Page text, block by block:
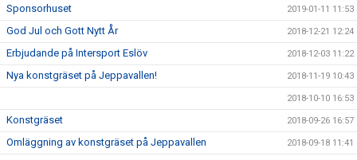
Sponsorhuset 2019-01-11 11:53
God Jul och Gott Nytt År 2018-12-21 12:24
Erbjudande på Intersport Eslöv 2018-12-03 11:22
Nya konstgräset på Jeppavallen! 2018-11-19 10:43
2018-10-10 16:53
Konstgräset 2018-09-26 16:57
Omläggning av konstgräset på Jeppavallen 2018-09-18 11:41